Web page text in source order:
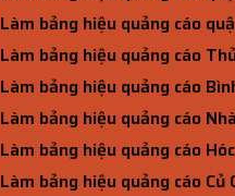
Làm bảng hiệu quảng cáo
Làm bảng hiệu quảng cáo
Làm bảng hiệu quảng cáo
Làm bảng hiệu quảng cáo
Làm bảng hiệu quảng cáo
Làm bảng hiệu quảng cáo Củ